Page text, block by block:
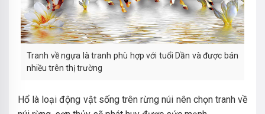
Tranh về ngựa là tranh phù hợp với tuổi Dần và được bán
nhiều trên thị trường
Hổ là loại động vật sống trên rừng núi nên chọn tranh về